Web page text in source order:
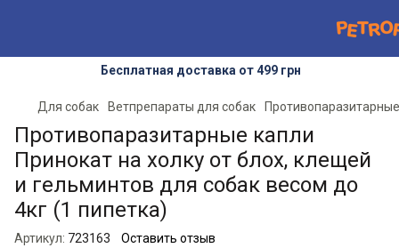
Бесплатная доставка от 499 грн
Для собак Ветпрепараты для собак
Противопаразитарные капли
Принокат на холку от блох, клещей
и гельминтов для собак весом до
4кг (1 пипетка)
Артикул: 723163 Оставить отзыв